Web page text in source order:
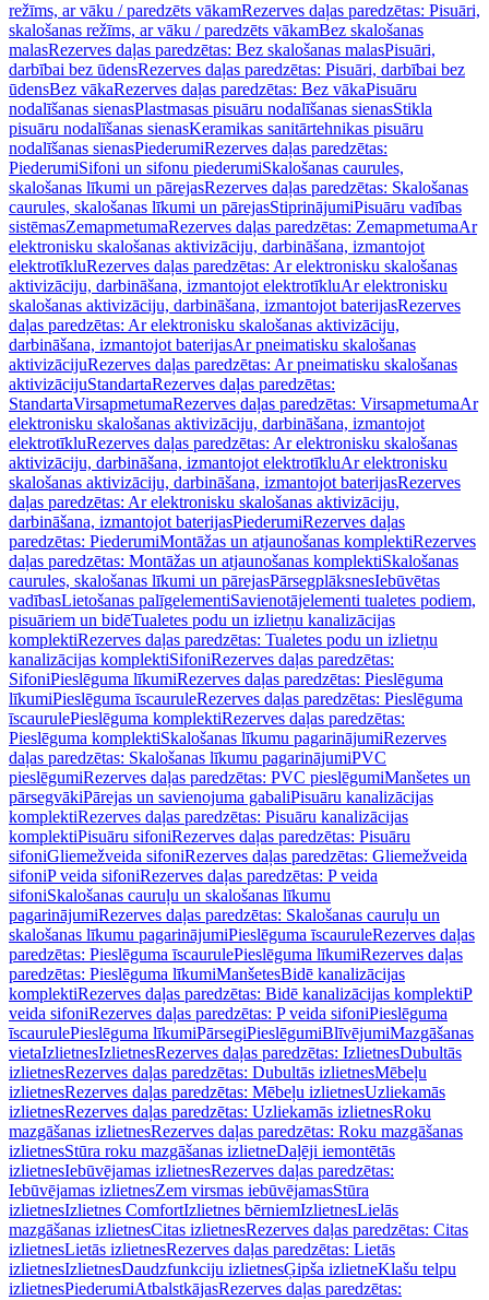
režīms, ar vāku / paredzēts vākamRezerves daļas paredzētas: Pisuāri,
skalošanas režīms, ar vāku / paredzēts vākamBez skalošanas
malasRezerves daļas paredzētas: Bez skalošanas malasPisuāri,
darbībai bez ūdensRezerves daļas paredzētas: Pisuāri, darbībai bez
ūdensBez vākaRezerves daļas paredzētas: Bez vākaPisuāru
nodalīšanas sienasPlastmasas pisuāru nodalīšanas sienasStikla
pisuāru nodalīšanas sienasKeramikas sanitārtehnikas pisuāru
nodalīšanas sienasPiederumiRezerves daļas paredzētas:
PiederumiSifoni un sifonu piederumiSkalošanas caurules,
skalošanas līkumi un pārejasRezerves daļas paredzētas: Skalošanas
caurules, skalošanas līkumi un pārejasStiprinājumiPisuāru vadības
sistēmasZemapmetumaRezerves daļas paredzētas: ZemapmetumaAr
elektronisku skalošanas aktivizāciju, darbināšana, izmantojot
elektrotīkluRezerves daļas paredzētas: Ar elektronisku skalošanas
aktivizāciju, darbināšana, izmantojot elektrotīkluAr elektronisku
skalošanas aktivizāciju, darbināšana, izmantojot baterijasRezerves
daļas paredzētas: Ar elektronisku skalošanas aktivizāciju,
darbināšana, izmantojot baterijasAr pneimatisku skalošanas
aktivizācijuRezerves daļas paredzētas: Ar pneimatisku skalošanas
aktivizācijuStandartaRezerves daļas paredzētas:
StandartaVirsapmetumaRezerves daļas paredzētas: VirsapmetumaAr
elektronisku skalošanas aktivizāciju, darbināšana, izmantojot
elektrotīkluRezerves daļas paredzētas: Ar elektronisku skalošanas
aktivizāciju, darbināšana, izmantojot elektrotīkluAr elektronisku
skalošanas aktivizāciju, darbināšana, izmantojot baterijasRezerves
daļas paredzētas: Ar elektronisku skalošanas aktivizāciju,
darbināšana, izmantojot baterijasPiederumiRezerves daļas
paredzētas: PiederumiMontāžas un atjaunošanas komplektiRezerves
daļas paredzētas: Montāžas un atjaunošanas komplektiSkalošanas
caurules, skalošanas līkumi un pārejasPārsegplāksnesIebūvētas
vadībasLietošanas palīgelementiSavienotājelementi tualetes podiem,
pisuāriem un bidēTualetes podu un izlietņu kanalizācijas
komplektiRezerves daļas paredzētas: Tualetes podu un izlietņu
kanalizācijas komplektiSifoniRezerves daļas paredzētas:
SifoniPieslēguma līkumiRezerves daļas paredzētas: Pieslēguma
līkumiPieslēguma īscauruleRezerves daļas paredzētas: Pieslēguma
īscaurulePieslēguma komplektiRezerves daļas paredzētas:
Pieslēguma komplektiSkalošanas līkumu pagarinājumiRezerves
daļas paredzētas: Skalošanas līkumu pagarinājumiPVC
pieslēgumiRezerves daļas paredzētas: PVC pieslēgumiManšetes un
pārsegvākiPārejas un savienojuma gabaliPisuāru kanalizācijas
komplektiRezerves daļas paredzētas: Pisuāru kanalizācijas
komplektiPisuāru sifoniRezerves daļas paredzētas: Pisuāru
sifoniGliemežveida sifoniRezerves daļas paredzētas: Gliemežveida
sifoniP veida sifoniRezerves daļas paredzētas: P veida
sifoniSkalošanas cauruļu un skalošanas līkumu
pagarinājumiRezerves daļas paredzētas: Skalošanas cauruļu un
skalošanas līkumu pagarinājumiPieslēguma īscauruleRezerves daļas
paredzētas: Pieslēguma īscaurulePieslēguma līkumiRezerves daļas
paredzētas: Pieslēguma līkumiManšetesBidē kanalizācijas
komplektiRezerves daļas paredzētas: Bidē kanalizācijas komplektiP
veida sifoniRezerves daļas paredzētas: P veida sifoniPieslēguma
īscaurulePieslēguma līkumiPārsegiPieslēgumiBlīvējumiMazgāšanas
vietaIzlietnesIzlietnesRezerves daļas paredzētas: IzlietnesDubultās
izlietnesRezerves daļas paredzētas: Dubultās izlietnesMēbeļu
izlietnesRezerves daļas paredzētas: Mēbeļu izlietnesUzliekamās
izlietnesRezerves daļas paredzētas: Uzliekamās izlietnesRoku
mazgāšanas izlietnesRezerves daļas paredzētas: Roku mazgāšanas
izlietnesStūra roku mazgāšanas izlietneDaļēji iemontētās
izlietnesIebūvējamas izlietnesRezerves daļas paredzētas:
Iebūvējamas izlietnesZem virsmas iebūvējamasStūra
izlietnesIzlietnes ComfortIzlietnes bērniemIzlietnesLielās
mazgāšanas izlietnesCitas izlietnesRezerves daļas paredzētas: Citas
izlietnesLietās izlietnesRezerves daļas paredzētas: Lietās
izlietnesIzlietnesDaudzfunkciju izlietnesĢipša izlietneKlašu telpu
izlietnesPiederumiAtbalstkājasRezerves daļas paredzētas: